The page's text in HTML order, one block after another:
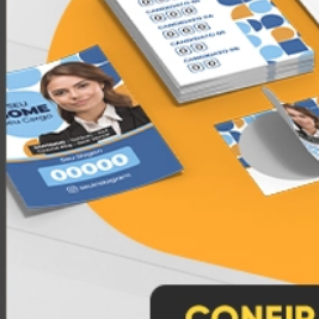
Tags com Formato Especial